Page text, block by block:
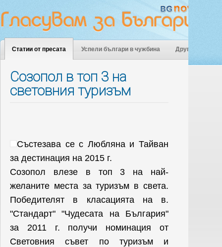
Статии от пресата Успели българи в чужбина Други
Созопол в топ 3 на
световния туризъм
Състезава се с Любляна и Тайван
за дестинация на 2015 г.
Созопол влезе в топ 3 на най-
желаните места за туризъм в света.
Победителят в класацията на в.
"Стандарт" "Чудесата на България"
за 2011 г. получи номинация от
Световния съвет по туризъм и